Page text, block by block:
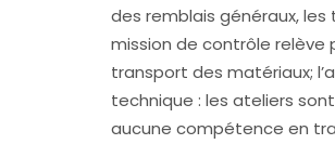
des remblais généraux,
mission de contrôle relève
transport des matériaux;
technique : les ateliers
aucune compétence en